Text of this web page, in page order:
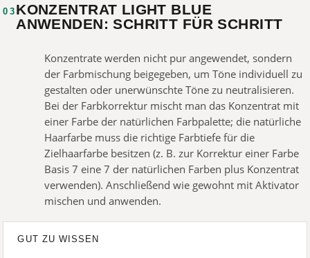
03 KONZENTRAT LIGHT BLUE
ANWENDEN: SCHRITT FÜR SCHRITT
Konzentrate werden nicht pur angewendet, sondern
der Farbmischung beigegeben, um Töne individuell zu
gestalten oder unerwünschte Töne zu neutralisieren.
Bei der Farbkorrektur mischt man das Konzentrat mit
einer Farbe der natürlichen Farbpalette; die natürliche
Haarfarbe muss die richtige Farbtiefe für die
Zielhaarfarbe besitzen (z. B. zur Korrektur einer Farbe
Basis 7 eine 7 der natürlichen Farben plus Konzentrat
verwenden). Anschließend wie gewohnt mit Aktivator
mischen und anwenden.
GUT ZU WISSEN